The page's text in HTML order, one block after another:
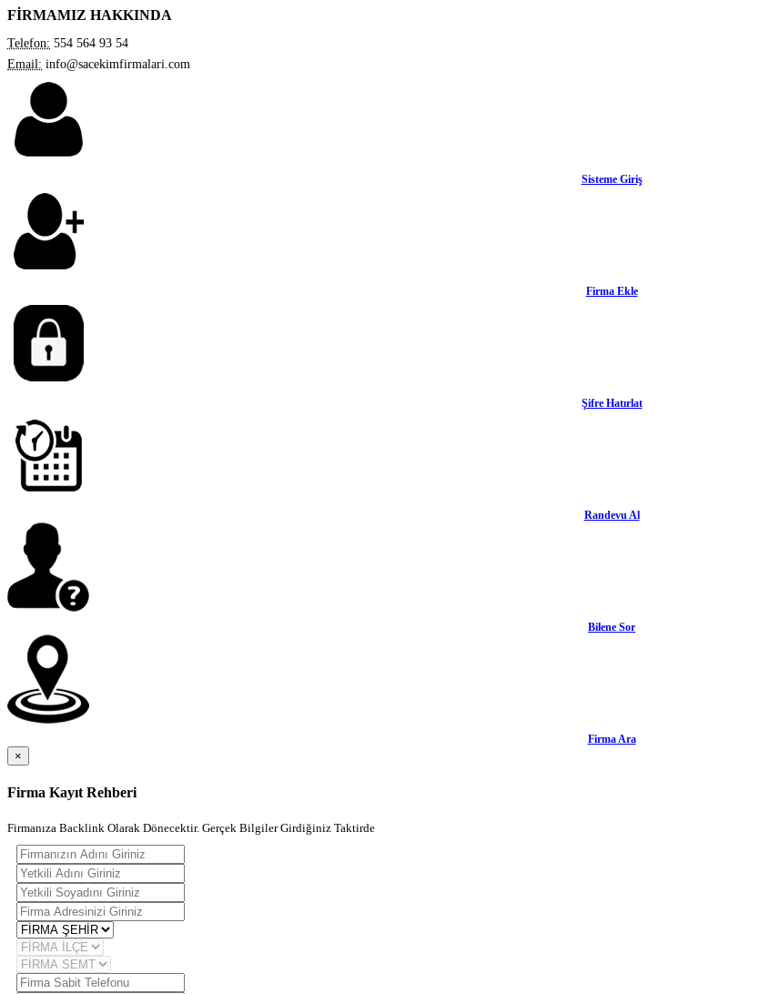
FİRMAMIZ HAKKINDA
Telefon: 554 564 93 54
Email: info@sacekimfirmalari.com
Sisteme Giriş
Firma Ekle
Şifre Hatırlat
Randevu Al
Bilene Sor
Firma Ara
×
Firma Kayıt Rehberi
Firmanıza Backlink Olarak Dönecektir. Gerçek Bilgiler Girdiğiniz Taktirde